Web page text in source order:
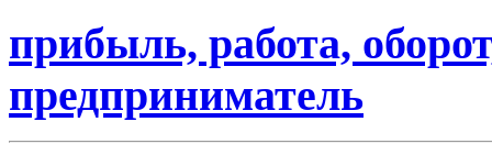
прибыль, работа,
предприниматель